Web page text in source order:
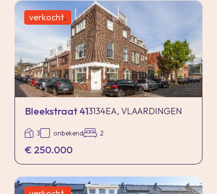
verkocht.
Bleekstraat 413134EA, VLAARDINGEN
3 onbekend 2
€ 250.000